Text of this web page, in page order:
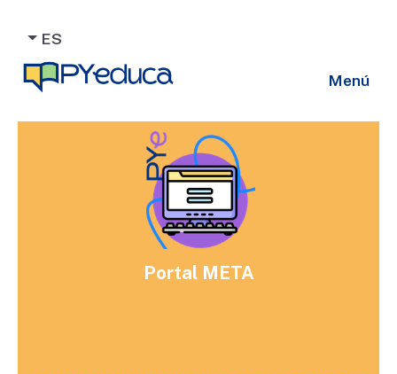
ES
Menú
Portal META